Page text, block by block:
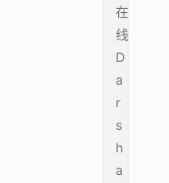
在
线
D
a
r
s
h
a